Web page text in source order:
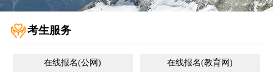
考生服务
在线报名(公网) 在线报名(教育网)